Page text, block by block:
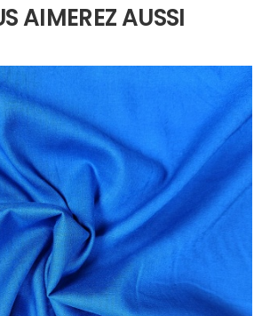
AIMEREZ AUSSI